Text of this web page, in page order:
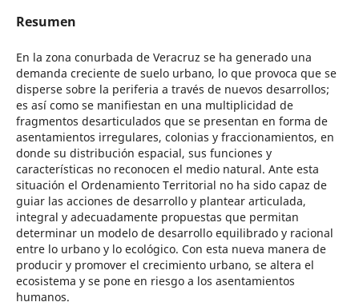
Resumen
En la zona conurbada de Veracruz se ha generado una
demanda creciente de suelo urbano, lo que provoca que se
disperse sobre la periferia a través de nuevos desarrollos;
es así como se manifiestan en una multiplicidad de
fragmentos desarticulados que se presentan en forma de
asentamientos irregulares, colonias y fraccionamientos, en
donde su distribución espacial, sus funciones y
características no reconocen el medio natural. Ante esta
situación el Ordenamiento Territorial no ha sido capaz de
guiar las acciones de desarrollo y plantear articulada,
integral y adecuadamente propuestas que permitan
determinar un modelo de desarrollo equilibrado y racional
entre lo urbano y lo ecológico. Con esta nueva manera de
producir y promover el crecimiento urbano, se altera el
ecosistema y se pone en riesgo a los asentamientos
humanos.